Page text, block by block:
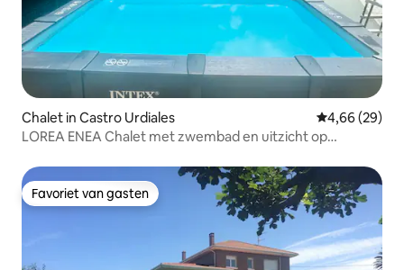
Chalet in Castro Urdiales Gemiddelde
4,66 (29)
LOREA ENEA Chalet met zwembad en uitzicht op
Favoriet van gasten
Favoriet van gasten